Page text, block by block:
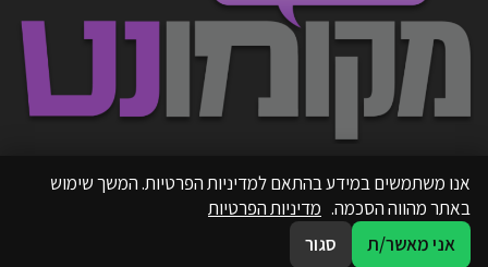
אנו משתמשים במידע בהתאם למדיניות הפרטיות. המשך שימוש
באתר מהווה הסכמה. מדיניות הפרטיות
אני מאשר/ת
סגור